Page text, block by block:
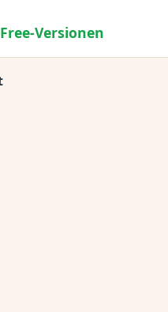
Versionen